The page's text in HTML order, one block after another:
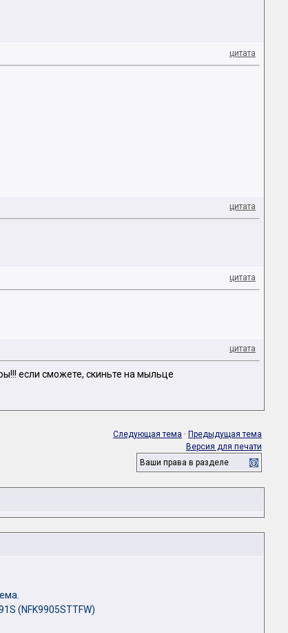
цитата
цитата
цитата
цитата
если сможете, скиньте на мыльце
Следующая тема · Предыдущая тема
Версия для печати
Ваши права в разделе
(NFK9905STTFW)